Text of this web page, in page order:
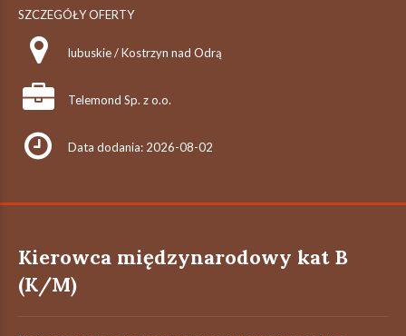
SZCZEGÓŁY OFERTY
lubuskie / Kostrzyn nad Odrą
Telemond Sp. z o.o.
Data dodania: 2026-08-02
Kierowca międzynarodowy kat B
(K/M)